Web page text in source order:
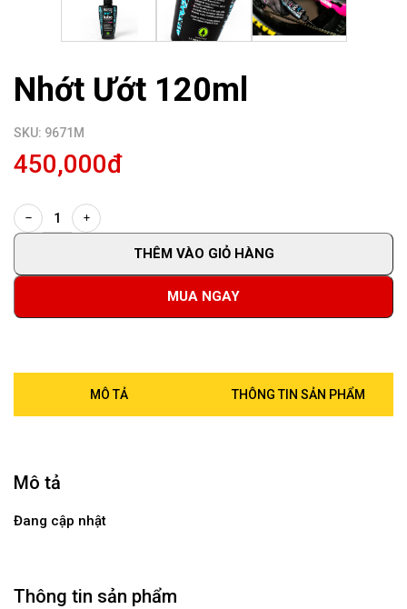
Nhớt Ướt 120ml
SKU: 9671M
450,000đ
THÊM VÀO GIỎ HÀNG
MUA NGAY
MÔ TẢ THÔNG TIN SẢN PHẨM
Mô tả
Đang cập nhật
Thông tin sản phẩm